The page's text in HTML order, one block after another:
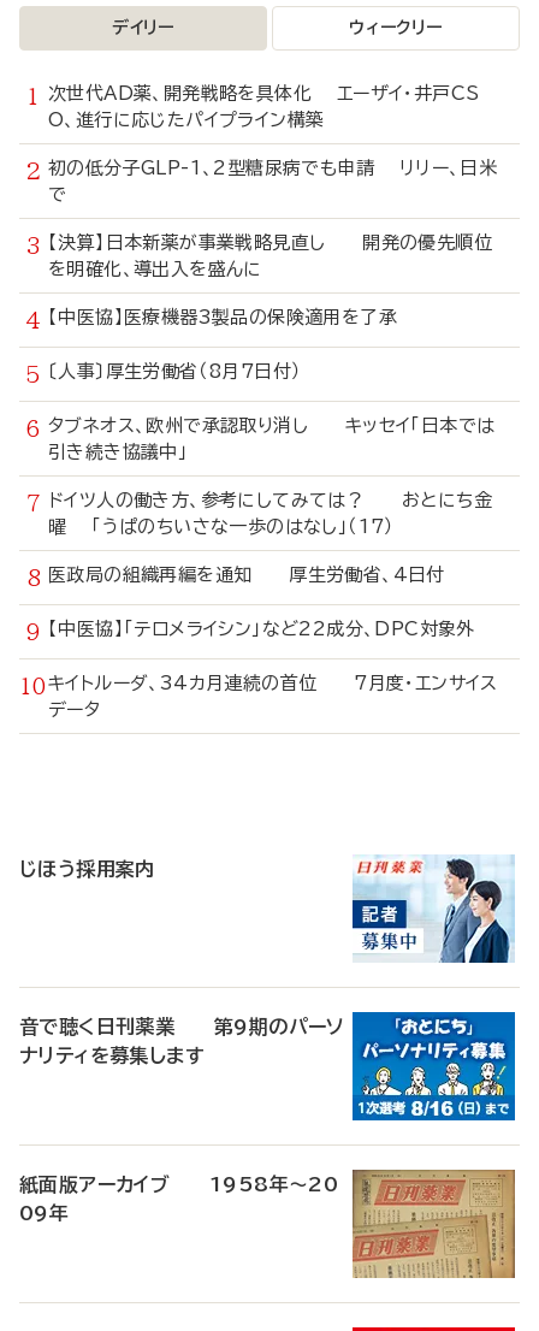
デイリー ウィークリー
次世代AD薬、開発戦略を具体化 エーザイ・井戸CS
O、進行に応じたパイプライン構築
初の低分子GLP-1、2型糖尿病でも申請 リリー、日米
で
【決算】日本新薬が事業戦略見直し 開発の優先順位
を明確化、導出入を盛んに
【中医協】医療機器3製品の保険適用を了承
〔人事〕厚生労働省（8月7日付）
タブネオス、欧州で承認取り消し キッセイ「日本では
引き続き協議中」
ドイツ人の働き方、参考にしてみては？ おとにち金
曜 「うぱのちいさな一歩のはなし」（17）
医政局の組織再編を通知 厚生労働省、4日付
【中医協】「テロメライシン」など22成分、DPC対象外
キイトルーダ、34カ月連続の首位 7月度・エンサイス
データ
じほう採用案内
音で聴く日刊薬業 第9期のパーソ
ナリティを募集します
紙面版アーカイブ 1958年～20
09年